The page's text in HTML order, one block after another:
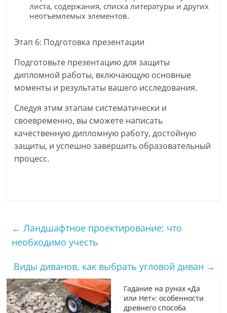
листа, содержания, списка литературы и других
неотъемлемых элементов.
Этап 6: Подготовка презентации
Подготовьте презентацию для защиты
дипломной работы, включающую основные
моменты и результаты вашего исследования.
Следуя этим этапам систематически и
своевременно, вы сможете написать
качественную дипломную работу, достойную
защиты, и успешно завершить образовательный
процесс.
← Ландшафтное проектирование: что
необходимо учесть
Виды диванов, как выбрать угловой диван →
Гадание на рунах «Да
или Нет»: особенности
древнего способа